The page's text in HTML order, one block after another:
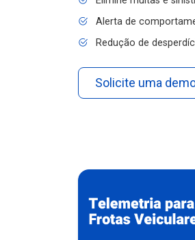
Alerta de
Redução de
Solicite uma